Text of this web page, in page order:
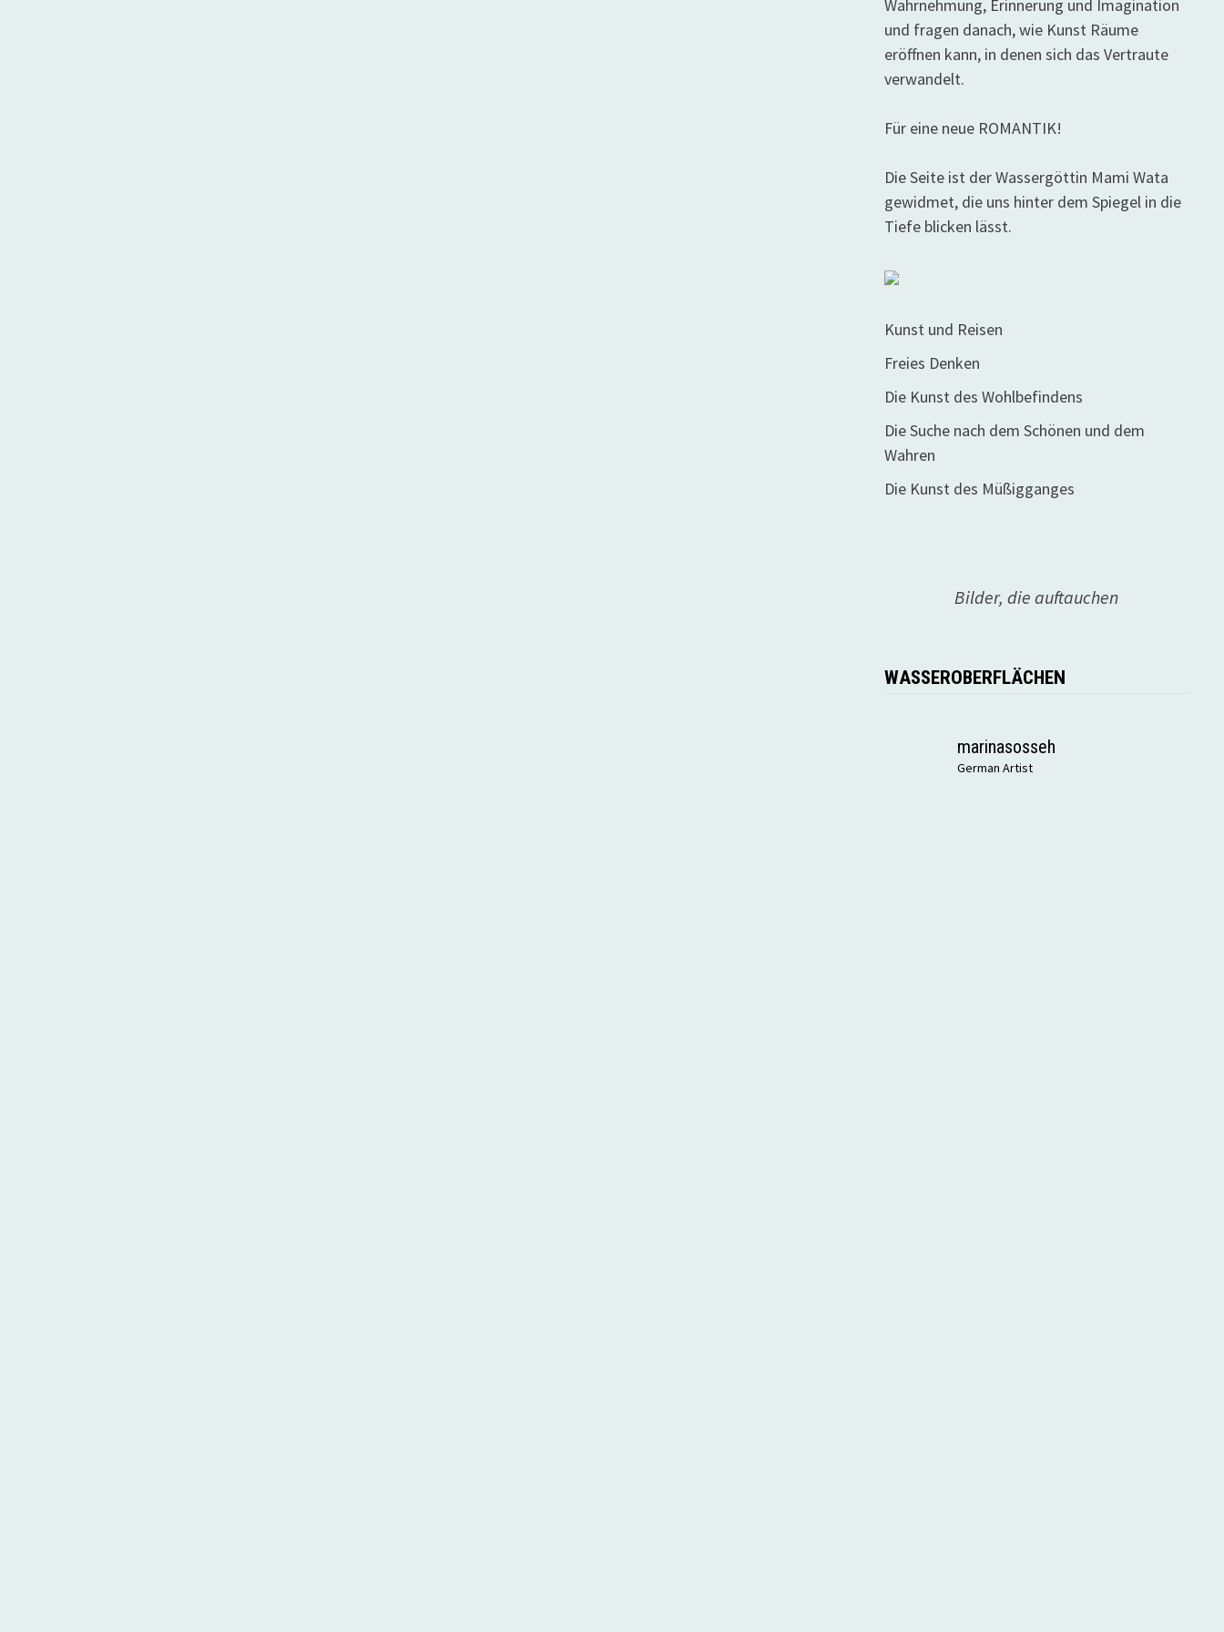
Wahrnehmung, Erinnerung und Imagination
und fragen danach, wie Kunst Räume
eröffnen kann, in denen sich das Vertraute
verwandelt.
Für eine neue ROMANTIK!
Die Seite ist der Wassergöttin Mami Wata
gewidmet, die uns hinter dem Spiegel in die
Tiefe blicken lässt.
Kunst und Reisen
Freies Denken
Die Kunst des Wohlbefindens
Die Suche nach dem Schönen und dem
Wahren
Die Kunst des Müßigganges
Bilder, die auftauchen
WASSEROBERFLÄCHEN
marinasosseh
German Artist